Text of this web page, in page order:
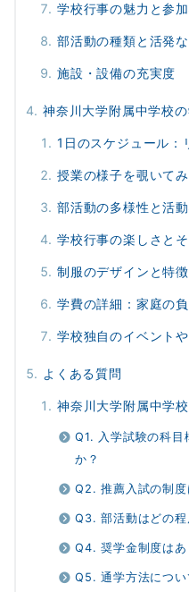
学校行事の魅力と参
部活動の種類と活発
施設・設備の充実度
神奈川大学附属中学校
1日のスケジュール：
授業の様子を覗いて
部活動の多様性と活
学校行事の楽しさと
制服のデザインと特徴
学費の詳細：家庭の
学校独自のイベント
よくある質問
神奈川大学附属中学
Q1. 入学試験の科目
か？
Q2. 推薦入試の制度
Q3. 部活動はどの程
Q4. 奨学金制度はあ
Q5. 通学方法につい